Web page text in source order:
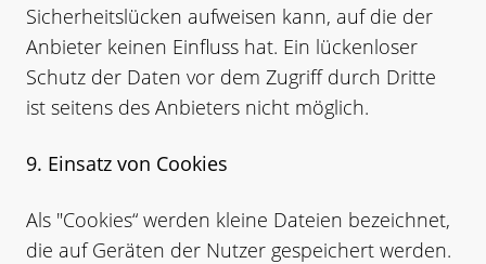
Sicherheitslücken aufweisen kann, auf die der
Anbieter keinen Einfluss hat. Ein lückenloser
Schutz der Daten vor dem Zugriff durch Dritte
ist seitens des Anbieters nicht möglich.
9. Einsatz von Cookies
Als "Cookies“ werden kleine Dateien bezeichnet,
die auf Geräten der Nutzer gespeichert werden.